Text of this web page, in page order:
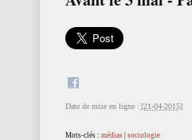
Date de mise en ligne : [21-04-2015]
Mots-clés : médias| sociologie